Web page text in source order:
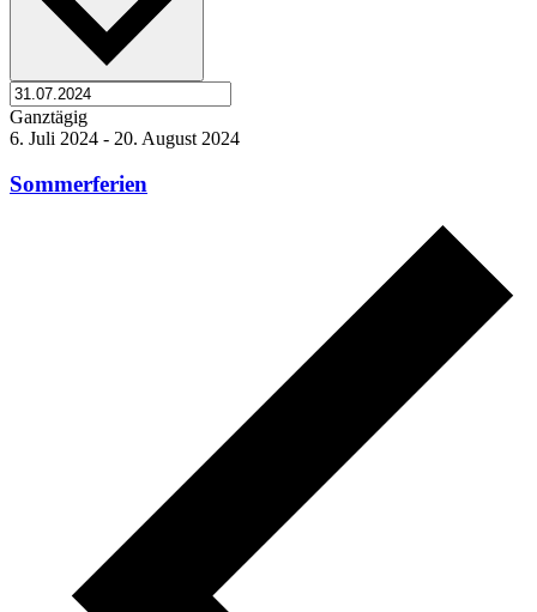
Ganztägig
6. Juli 2024 - 20. August 2024
Sommerferien